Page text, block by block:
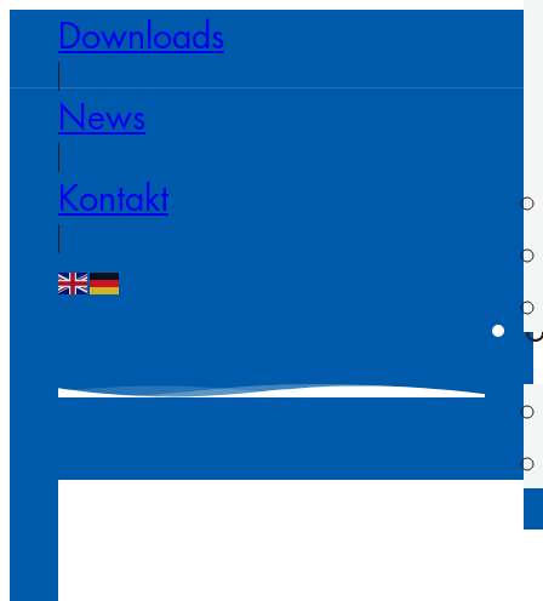
Downloads
News
Kontakt